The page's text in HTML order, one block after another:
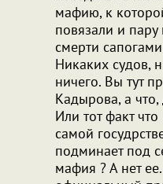
мафию, к
повязали и
смерти
Никаких судов,
ничего. Вы тут
Кадырова, а
Или тот факт
самой
подминает под
мафия ? А нет